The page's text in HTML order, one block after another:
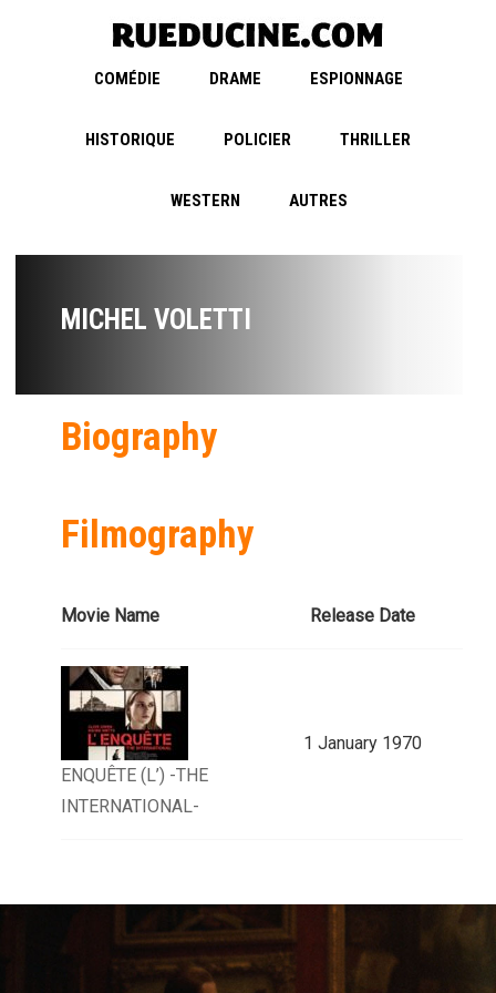
COMÉDIE DRAME ESPIONNAGE
HISTORIQUE POLICIER THRILLER
WESTERN AUTRES
MICHEL VOLETTI
Biography
Filmography
Movie Name Release Date
ENQUÊTE (L’) -THE
INTERNATIONAL-
1 January 1970